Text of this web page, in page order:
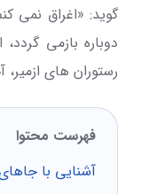
دوباره بازمی
رستوران های
فهرست محتوا
آشنایی با